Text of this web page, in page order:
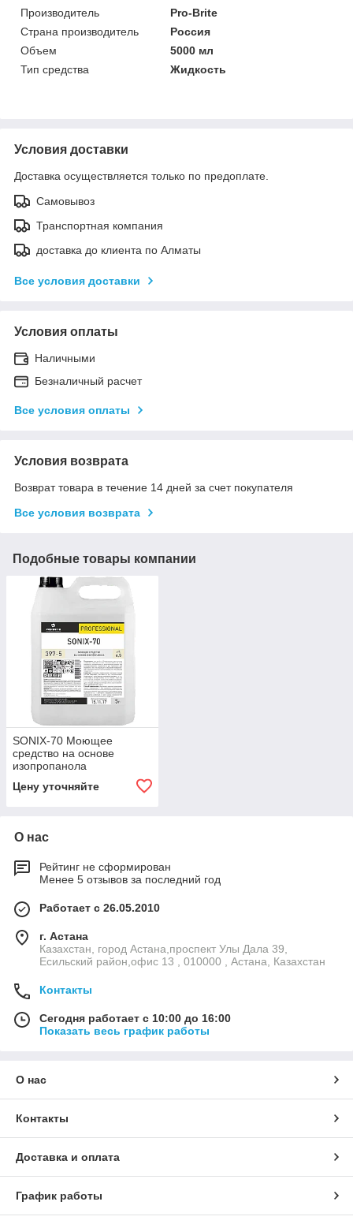
Производитель
Pro-Brite
Страна производитель
Россия
Объем
5000 мл
Тип средства
Жидкость
Условия доставки
Доставка осуществляется только по предоплате.
Самовывоз
Транспортная компания
доставка до клиента по Алматы
Все условия доставки
Условия оплаты
Наличными
Безналичный расчет
Все условия оплаты
Условия возврата
Возврат товара в течение 14 дней за счет покупателя
Все условия возврата
Подобные товары компании
SONIX-70 Моющее
средство на основе
изопропанола
Цену уточняйте
О нас
Рейтинг не сформирован
Менее 5 отзывов за последний год
Работает с 26.05.2010
г. Астана
Казахстан, город Астана,проспект Улы Дала 39,
Есильский район,офис 13 , 010000 , Астана, Казахстан
Контакты
Сегодня работает с 10:00 до 16:00
Показать весь график работы
О нас
Контакты
Доставка и оплата
График работы